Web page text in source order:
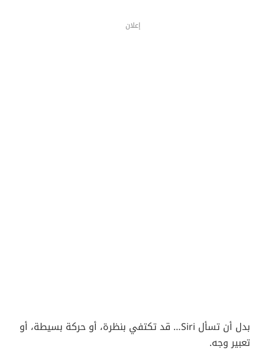
إعلان
بدل أن تسأل Siri… قد تكتفي بنظرة، أو حركة بسيطة، أو
تعبير وجه.